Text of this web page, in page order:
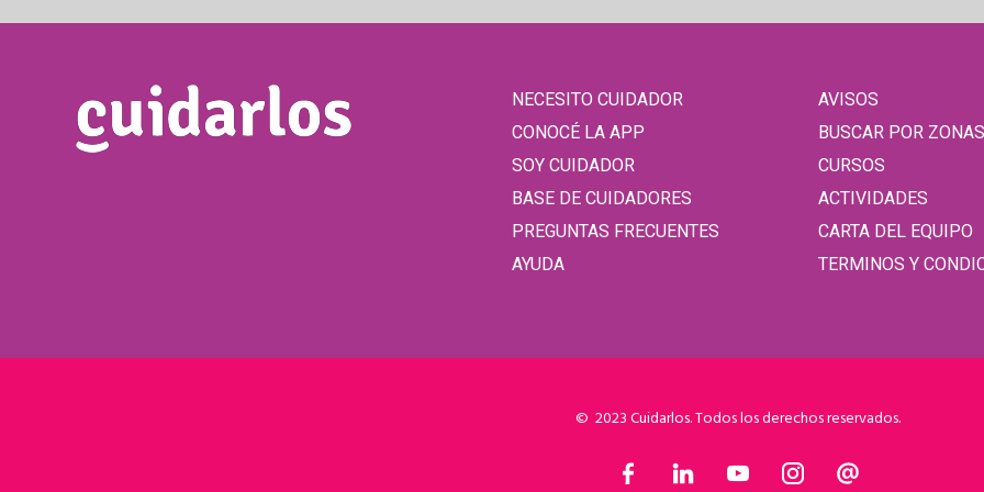
NECESITO CUIDADOR
CONOCÉ LA APP
SOY CUIDADOR
BASE DE CUIDADORES
PREGUNTAS FRECUENTES
AYUDA
AVISOS
BUSCAR POR ZONAS
CURSOS
ACTIVIDADES
CARTA DEL EQUIPO
TERMINOS Y
© 2023 Cuidarlos. Todos los derechos reservados.